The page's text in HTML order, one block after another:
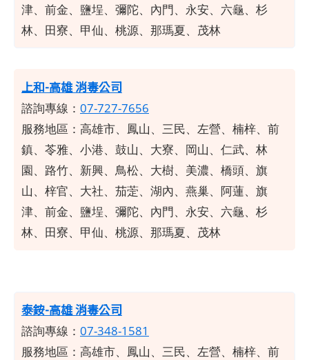
津、前金、鹽埕、彌陀、內門、永安、六龜、杉
林、田寮、甲仙、桃源、那瑪夏、茂林
上和-高雄 消毒公司
諮詢專線： 07-727-7656
服務地區：高雄市、鳳山、三民、左營、楠梓、前
鎮、苓雅、小港、鼓山、大寮、岡山、仁武、林
園、路竹、新興、鳥松、大樹、美濃、橋頭、旗
山、梓官、大社、茄萣、湖內、燕巢、阿蓮、旗
津、前金、鹽埕、彌陀、內門、永安、六龜、杉
林、田寮、甲仙、桃源、那瑪夏、茂林
​泰銨-高雄 消毒公司
諮詢專線： 07-348-1581
服務地區：高雄市、鳳山、三民、左營、楠梓、前